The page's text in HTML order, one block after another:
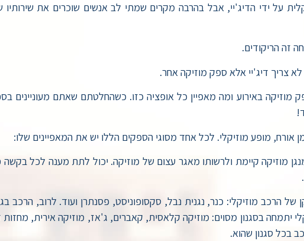
על ידי הדיג'יי, אבל בהרבה מקרים שמתי לב אנשים שוכרים את
זה הריקודים.
צריך דיג'יי אלא ספק מוזיקה אחר.
באירוע ומה מאפיין כל אופציה כזו. כשהחלטתם שאתם מעוניינים
אורח, מופע מוזיקלי. לכל אחד מסוגי הספקים הללו יש את המאפיינים שלו:
מוזיקה קיימת ולרשותו מאגר עצום של מוזיקה. יכול לתת מענה לכל
בסגנון מסוים: מוזיקה קלאסית, קאברים, ג'אז, מוזיקה אירית, מחזות
בכל סגנון שהוא.